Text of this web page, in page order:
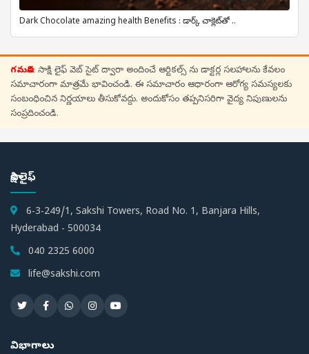
Dark Chocolate amazing health Benefits : డార్క్ చాక్లెట్‌తో ..
గమనిక: సాక్షి లైఫ్ వెబ్ సైట్ ద్వారా అందించే ఆర్టికల్స్ ను డాక్టర్ల సలహాలను కేవలం
సమాచారంగా మాత్రమే భావించండి. ఈ సమాచారం ఆధారంగా ఆరోగ్య సమస్యలకు
సంబంధించిన నిర్ణయాలు తీసుకోవద్దు. అందుకోసం తప్పనిసరిగా వైద్య నిపుణులను
సంప్రదించండి.
సాక్షి లైఫ్
6-3-249/1, Sakshi Towers, Road No. 1, Banjara Hills,
Hyderabad - 500034
040 2325 6000
life@sakshi.com
విభాగాలు